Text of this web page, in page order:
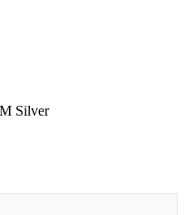
Silver